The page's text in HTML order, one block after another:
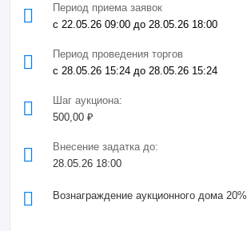
Период приема заявок
с 22.05.26 09:00 до 28.05.26 18:00
Период проведения торгов
с 28.05.26 15:24 до 28.05.26 15:24
Шаг аукциона:
500,00 ₽
Внесение задатка до:
28.05.26 18:00
Вознаграждение аукционного дома 20%